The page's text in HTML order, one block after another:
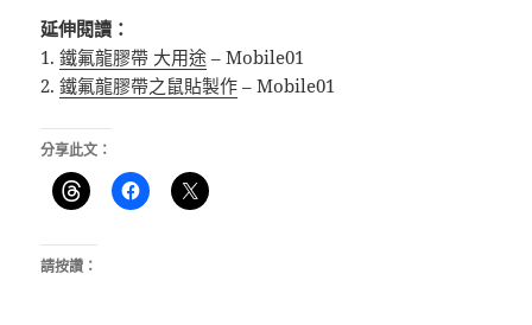
延伸閱讀：
1.鐵氟龍膠帶 大用途 – Mobile01
2.鐵氟龍膠帶之鼠貼製作 – Mobile01
分享此文：
請按讚：